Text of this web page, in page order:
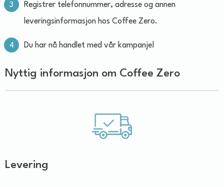
Registrer telefonnummer, adresse og annen
leveringsinformasjon hos Coffee Zero.
Du har nå handlet med vår kampanje!
Nyttig informasjon om Coffee Zero
Levering